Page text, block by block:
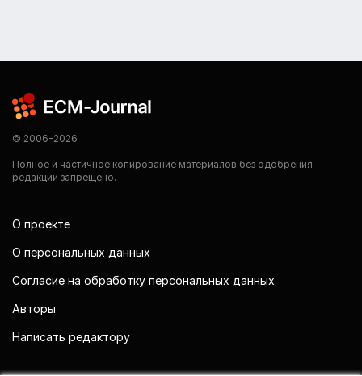
© 2006-2026
Полное и частичное копирование материалов без одобрения
редакции запрещено.
О проекте
О персональных данных
Согласие на обработку персональных данных
Авторы
Написать редактору